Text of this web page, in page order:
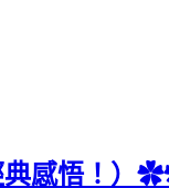
典感悟！